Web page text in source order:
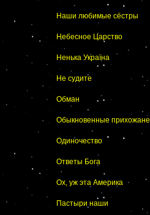
Наши любимые сёстры
Небесное Царство
Ненька Україна
Не судите
Обман
Обыкновенные прихожане
Одиночество
Ответы Бога
Ох, уж эта Америка
Пастыри наши